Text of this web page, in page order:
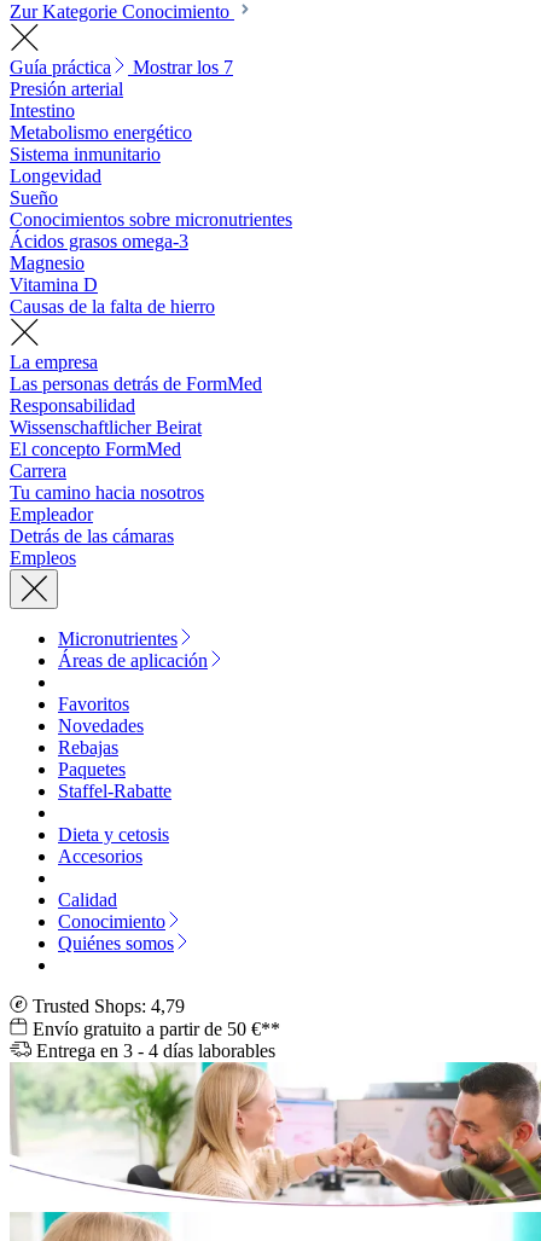
Zur Kategorie Conocimiento
Guía práctica
Mostrar los 7
Presión arterial
Intestino
Metabolismo energético
Sistema inmunitario
Longevidad
Sueño
Conocimientos sobre micronutrientes
Ácidos grasos omega-3
Magnesio
Vitamina D
Causas de la falta de hierro
La empresa
Las personas detrás de FormMed
Responsabilidad
Wissenschaftlicher Beirat
El concepto FormMed
Carrera
Tu camino hacia nosotros
Empleador
Detrás de las cámaras
Empleos
Micronutrientes
Áreas de aplicación
Favoritos
Novedades
Rebajas
Paquetes
Staffel-Rabatte
Dieta y cetosis
Accesorios
Calidad
Conocimiento
Quiénes somos
Trusted Shops: 4,79
Envío gratuito a partir de 50 €**
Entrega en 3 - 4 días laborables